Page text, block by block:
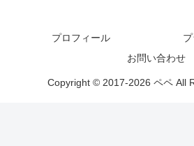
プロフィール
お問い合わせ
Copyright © 2017-2026 ペペ All